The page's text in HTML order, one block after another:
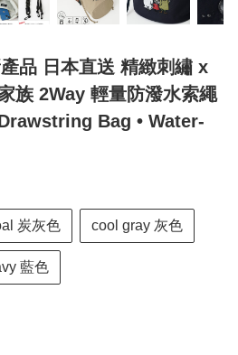
品 日本直送 精緻刺繡 x
族 2Way 輕量防潑水索繩
Bag • Water-
炭灰色 cool gray 灰色
藍色